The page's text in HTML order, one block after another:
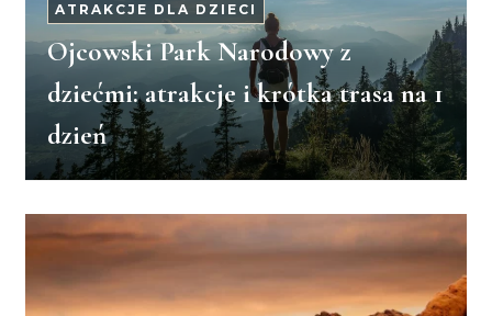
ATRAKCJE DLA DZIECI
Ojcowski Park Narodowy z
dziećmi: atrakcje i krótka trasa na 1
dzień